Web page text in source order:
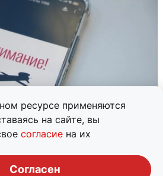
ресурсе применяются
на сайте, вы
согласие на их
Согласен
в Свердловской